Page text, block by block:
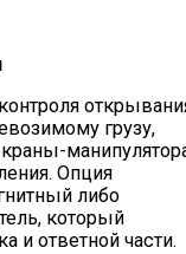
грузу,
Опция
либо
который
и ответной части.